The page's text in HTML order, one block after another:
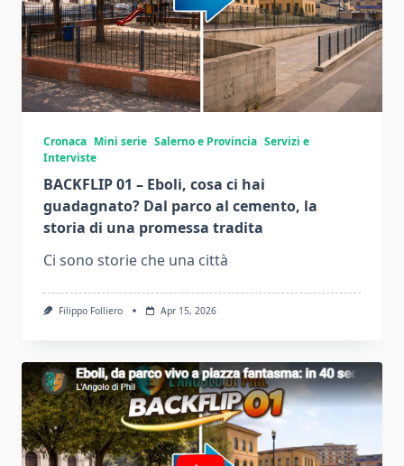
Cronaca Mini serie Salerno e Provincia Servizi e
Interviste
BACKFLIP 01 – Eboli, cosa ci hai
guadagnato? Dal parco al cemento, la
storia di una promessa tradita
Ci sono storie che una città
Filippo Folliero Apr 15, 2026